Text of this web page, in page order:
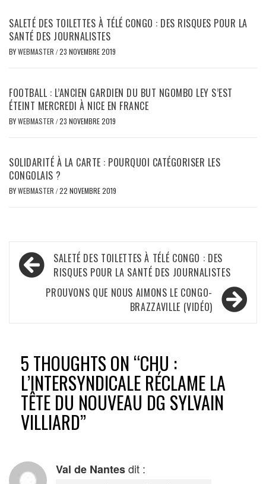
SALETÉ DES TOILETTES À TÉLÉ CONGO : DES RISQUES POUR LA
SANTÉ DES JOURNALISTES
BYWEBMASTER /23 NOVEMBRE 2019
FOOTBALL : L’ANCIEN GARDIEN DU BUT NGOMBO LEY S’EST
ÉTEINT MERCREDI À NICE EN FRANCE
BYWEBMASTER /23 NOVEMBRE 2019
SOLIDARITÉ À LA CARTE : POURQUOI CATÉGORISER LES
CONGOLAIS ?
BYWEBMASTER /22 NOVEMBRE 2019
Navigation
de
l’article
SALETÉ DES TOILETTES À TÉLÉ CONGO : DES
RISQUES POUR LA SANTÉ DES JOURNALISTES
PROUVONS QUE NOUS AIMONS LE CONGO-
BRAZZAVILLE (VIDÉO)
5 THOUGHTS ON “CHU :
L’INTERSYNDICALE RÉCLAME LA
TÊTE DU NOUVEAU DG SYLVAIN
VILLIARD”
Val de Nantesdit :